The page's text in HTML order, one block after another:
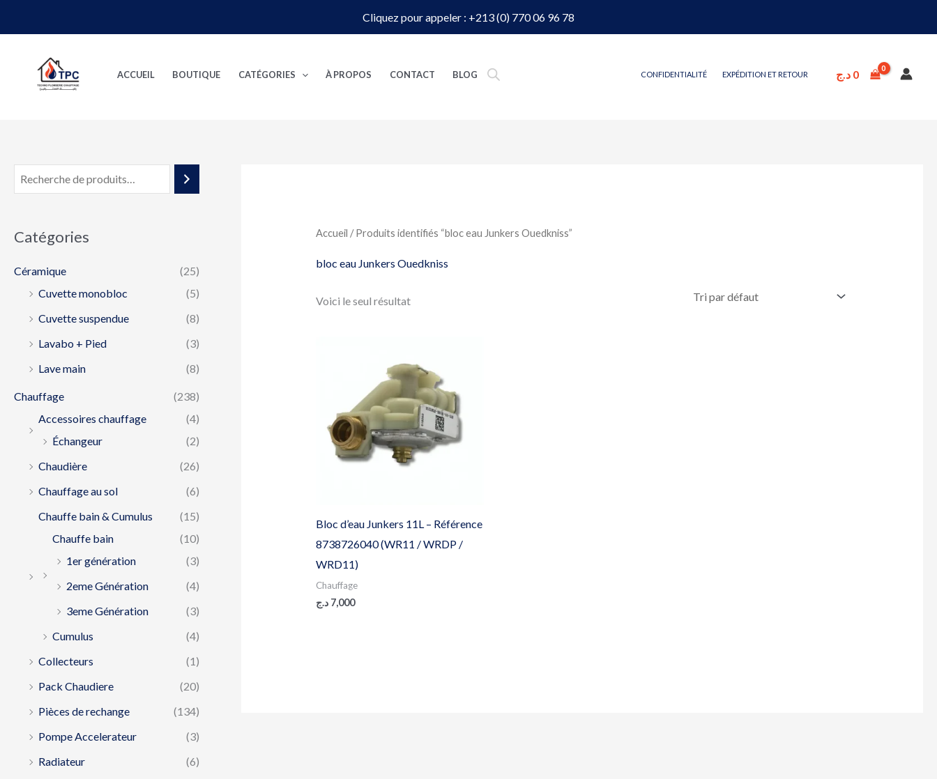
Cliquez pour appeler : +213 (0) 770 06 96 78
ACCUEIL BOUTIQUE CATÉGORIES À PROPOS CONTACT BLOG CONFIDENTIALITÉ EXPÉDITION ET RETOUR 0 د.ج
Catégories
Céramique
(25)
Cuvette monobloc
(5)
Cuvette suspendue
(8)
Lavabo + Pied
(3)
Lave main
(8)
Chauffage
(238)
Accessoires chauffage
(4)
Échangeur
(2)
Chaudière
(26)
Chauffage au sol
(6)
Chauffe bain & Cumulus
(15)
Chauffe bain
(10)
1er génération
(3)
2eme Génération
(4)
3eme Génération
(3)
Cumulus
(4)
Collecteurs
(1)
Pack Chaudiere
(20)
Pièces de rechange
(134)
Pompe Accelerateur
(3)
Radiateur
(6)
Accueil / Produits identifiés “bloc eau Junkers Ouedkniss”
bloc eau Junkers Ouedkniss
Voici le seul résultat
Bloc d’eau Junkers 11L – Référence
8738726040 (WR11 / WRDP /
WRD11)
Chauffage
7,000 د.ج